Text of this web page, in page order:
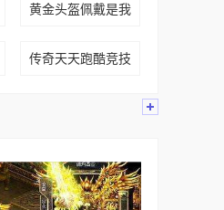
黄金头盔佩戴是我
传奇天天跑酷竞技